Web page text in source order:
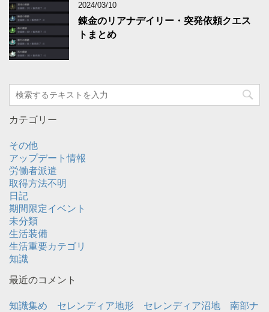
2024/03/10
錬金のリアナデイリー・突発依頼クエス
トまとめ
カテゴリー
その他
アップデート情報
労働者派遣
取得方法不明
日記
期間限定イベント
未分類
生活装備
生活重要カテゴリ
知識
最近のコメント
知識集め セレンディア地形 セレンディア沼地 南部ナ